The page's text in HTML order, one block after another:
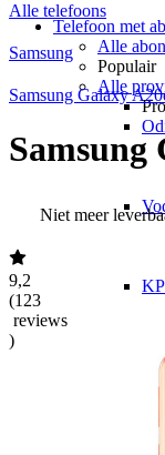
Telefoon met
Alle
Populair
Alle
Ben
Alle telefoons
Samsung
Samsung Galaxy
Samsung
Niet meer
9,2
(123
reviews
)